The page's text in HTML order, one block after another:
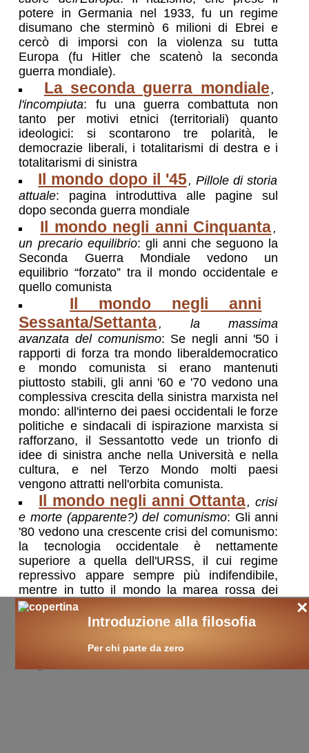
potere in Germania nel 1933, fu un regime
disumano che sterminò 6 milioni di Ebrei e
cercò di imporsi con la violenza su tutta
Europa (fu Hitler che scatenò la seconda
guerra mondiale).
La seconda guerra mondiale ,
l'incompiuta: fu una guerra combattuta non
tanto per motivi etnici (territoriali) quanto
ideologici: si scontarono tre polarità, le
democrazie liberali, i totalitarismi di destra e i
totalitarismi di sinistra
Il mondo dopo il '45, Pillole di storia
attuale: pagina introduttiva alle pagine sul
dopo seconda guerra mondiale
Il mondo negli anni Cinquanta ,
un precario equilibrio: gli anni che seguono la
Seconda Guerra Mondiale vedono un
equilibrio “forzato” tra il mondo occidentale e
quello comunista
Il mondo negli anni
Sessanta/Settanta , la massima
avanzata del comunismo: Se negli anni '50 i
rapporti di forza tra mondo liberaldemocratico
e mondo comunista si erano mantenuti
piuttosto stabili, gli anni '60 e '70 vedono una
complessiva crescita della sinistra marxista nel
mondo: all'interno dei paesi occidentali le forze
politiche e sindacali di ispirazione marxista si
rafforzano, il Sessantotto vede un trionfo di
idee di sinistra anche nella Università e nella
cultura, e nel Terzo Mondo molti paesi
vengono attratti nell'orbita comunista.
Il mondo negli anni Ottanta, crisi
e morte (apparente?) del comunismo: Gli anni
'80 vedono una crescente crisi del comunismo:
la tecnologia occidentale è nettamente
superiore a quella dell'URSS, il cui regime
repressivo appare sempre più indifendibile,
mentre in tutto il mondo la marea rossa dei
due decenni precedenti arretra
Il mondo dopo il 1989, verso la
×
Introduzione alla filosofia
Per chi parte da zero